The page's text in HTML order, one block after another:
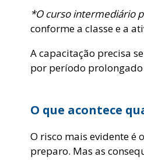
*O curso intermediário
conforme a classe e a
A capacitação precisa
por período
O que acontece
O risco mais evidente é
preparo. Mas as